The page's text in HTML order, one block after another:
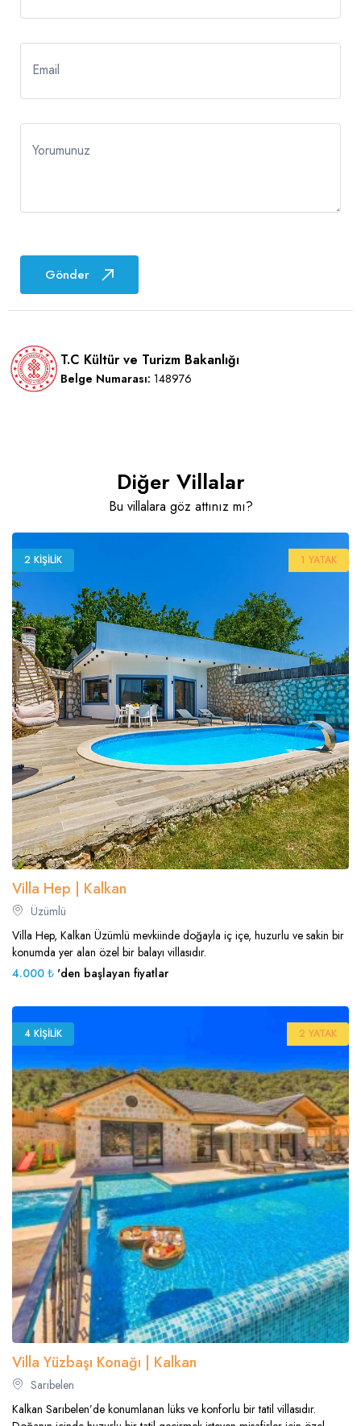
Email
Yorumunuz
Gönder
T.C Kültür ve Turizm Bakanlığı
Belge Numarası: 148976
Diğer Villalar
Bu villalara göz attınız mı?
2 KIŞILIK 1 YATAK
Villa Hep | Kalkan
Üzümlü
Villa Hep, Kalkan Üzümlü mevkiinde doğayla iç içe, huzurlu ve sakin bir
konumda yer alan özel bir balayı villasıdır.
4.000 ₺ 'den başlayan fiyatlar
4 KIŞILIK 2 YATAK
Villa Yüzbaşı Konağı | Kalkan
Sarıbelen
Kalkan Sarıbelen’de konumlanan lüks ve konforlu bir tatil villasıdır.